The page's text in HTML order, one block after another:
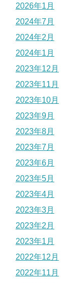
2026年1月
2024年7月
2024年2月
2024年1月
2023年12月
2023年11月
2023年10月
2023年9月
2023年8月
2023年7月
2023年6月
2023年5月
2023年4月
2023年3月
2023年2月
2023年1月
2022年12月
2022年11月